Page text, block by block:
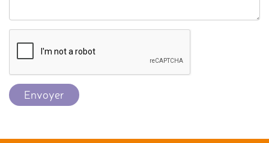
Envoyer